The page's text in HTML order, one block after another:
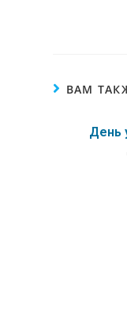
ВАМ
День